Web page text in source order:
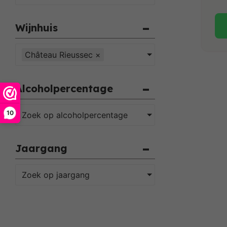
10
Wijnhuis
Château Rieussec ×
Alcoholpercentage
Zoek op alcoholpercentage
Jaargang
Zoek op jaargang